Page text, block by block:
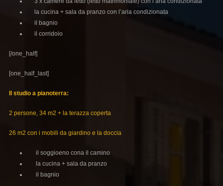
la cucina + sala da pranzo con l’aria condizionata
il bagnio
il corridoio
[/one_half]
[one_half_last]
Il studio a pianoterra:
2 persone, 34 m2 + la terazza coperta
26 m2 con i mobili da giardino e la doccia
il soggioeno cona il camino
la cucina + sala da pranzo
il bagnio